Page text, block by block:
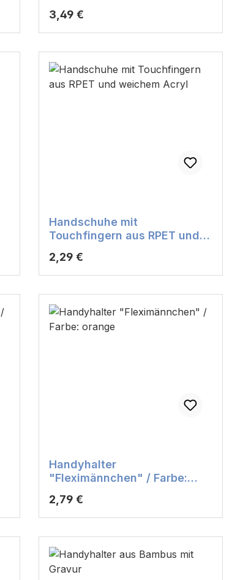
Regulärer Preis:
3,49 €
Handschuhe mit
Touchfingern aus RPET und
Regulärer Preis:
2,29 €
Handyhalter
"Fleximännchen" / Farbe:
Regulärer Preis:
2,79 €